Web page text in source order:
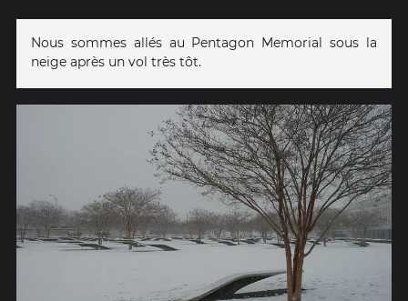
Nous sommes allés au Pentagon Memorial sous la
neige après un vol très tôt.